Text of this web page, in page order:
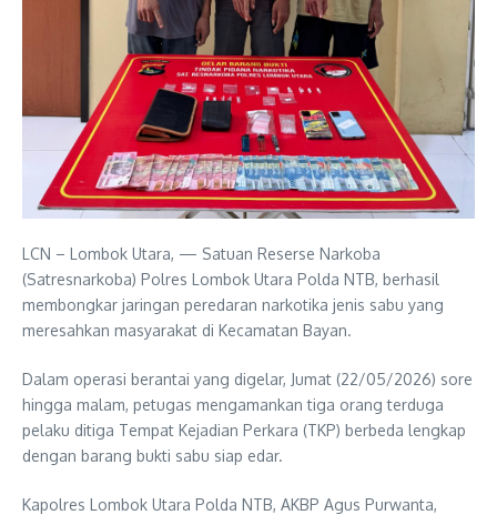
LCN – Lombok Utara, — Satuan Reserse Narkoba
(Satresnarkoba) Polres Lombok Utara Polda NTB, berhasil
membongkar jaringan peredaran narkotika jenis sabu yang
meresahkan masyarakat di Kecamatan Bayan.
Dalam operasi berantai yang digelar, Jumat (22/05/2026) sore
hingga malam, petugas mengamankan tiga orang terduga
pelaku ditiga Tempat Kejadian Perkara (TKP) berbeda lengkap
dengan barang bukti sabu siap edar.
Kapolres Lombok Utara Polda NTB, AKBP Agus Purwanta,